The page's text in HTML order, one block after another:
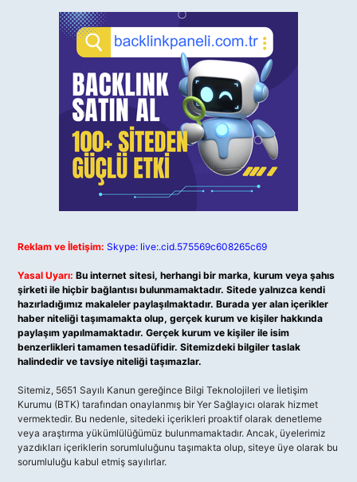
Reklam ve İletişim: Skype: live:.cid.575569c608265c69
Yasal Uyarı: Bu internet sitesi, herhangi bir marka, kurum veya şahıs
şirketi ile hiçbir bağlantısı bulunmamaktadır. Sitede yalnızca kendi
hazırladığımız makaleler paylaşılmaktadır. Burada yer alan içerikler
haber niteliği taşımamakta olup, gerçek kurum ve kişiler hakkında
paylaşım yapılmamaktadır. Gerçek kurum ve kişiler ile isim
benzerlikleri tamamen tesadüfidir. Sitemizdeki bilgiler taslak
halindedir ve tavsiye niteliği taşımazlar.
Sitemiz, 5651 Sayılı Kanun gereğince Bilgi Teknolojileri ve İletişim
Kurumu (BTK) tarafından onaylanmış bir Yer Sağlayıcı olarak hizmet
vermektedir. Bu nedenle, sitedeki içerikleri proaktif olarak denetleme
veya araştırma yükümlülüğümüz bulunmamaktadır. Ancak, üyelerimiz
yazdıkları içeriklerin sorumluluğunu taşımakta olup, siteye üye olarak bu
sorumluluğu kabul etmiş sayılırlar.